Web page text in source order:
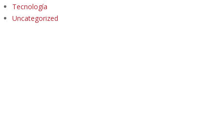
Tecnología
Uncategorized